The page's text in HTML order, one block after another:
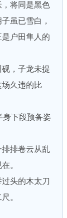
将同是黑色
虽已雪白，
户田隼人的
，子龙未提
久违的比
下段预备姿
排卷云从乱
。
头的木太刀
。